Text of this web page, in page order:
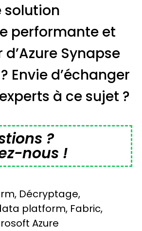
solution
performante et
Synapse
Envie d’échanger
à ce sujet ?
?
nous !
, Décryptage,
platform, Fabric,
Azure